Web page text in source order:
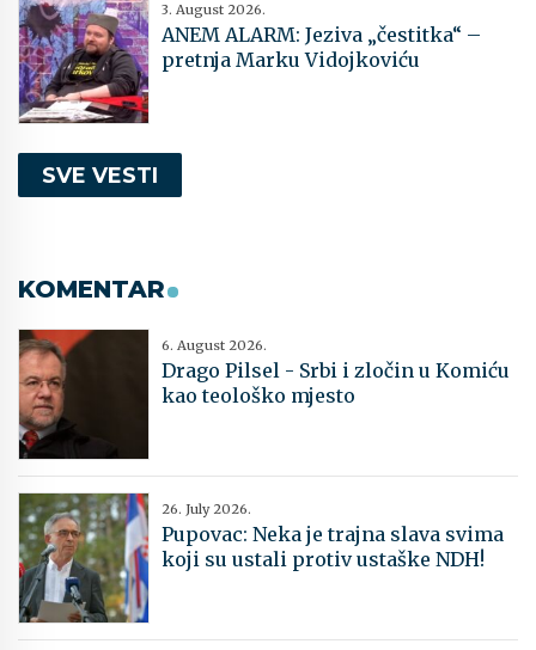
3. August 2026.
ANEM ALARM: Jeziva „čestitka“ –
pretnja Marku Vidojkoviću
SVE VESTI
KOMENTAR
6. August 2026.
Drago Pilsel - Srbi i zločin u Komiću
kao teološko mjesto
26. July 2026.
Pupovac: Neka je trajna slava svima
koji su ustali protiv ustaške NDH!